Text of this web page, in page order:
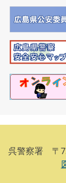
呉警察署 〒